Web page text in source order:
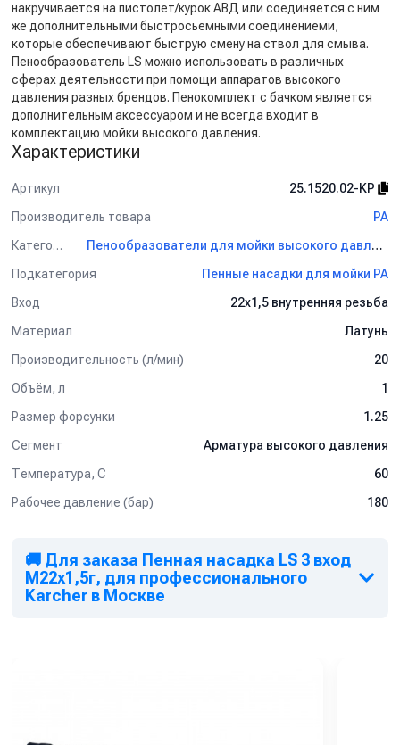
накручивается на пистолет/курок АВД или соединяется с ним
же дополнительными быстросьемными соединениеми,
которые обеспечивают быструю смену на ствол для смыва.
Пенообразователь LS можно использовать в различных
сферах деятельности при помощи аппаратов высокого
давления разных брендов. Пенокомплект с бачком является
дополнительным аксессуаром и не всегда входит в
комплектацию мойки высокого давления.
Характеристики
Артикул
25.1520.02-KP
Производитель товара
PA
Категория
Пенообразователи для мойки высокого давления PA
Подкатегория
Пенные насадки для мойки PA
Вход
22х1,5 внутренняя резьба
Материал
Латунь
Производительность (л/мин)
20
Объём, л
1
Размер форсунки
1.25
Сегмент
Арматура высокого давления
Температура, C
60
Рабочее давление (бар)
180
🚚 Для заказа Пенная насадка LS 3 вход
М22х1,5г, для профессионального
Karcher в Москве